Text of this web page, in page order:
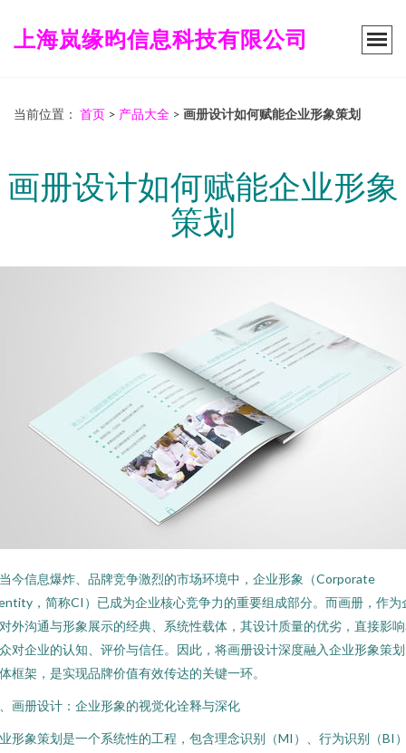
上海岚缘昀信息科技有限公司
当前位置： 首页 > 产品大全 > 画册设计如何赋能企业形象策划
画册设计如何赋能企业形象
策划
今信息爆炸、品牌竞争激烈的市场环境中，企业形象（Corporate
，简称CI）已成为企业核心竞争力的重要组成部分。而画册，作为
外沟通与形象展示的经典、系统性载体，其设计质量的优劣，直接影
对企业的认知、评价与信任。因此，将画册设计深度融入企业形象策
框架，是实现品牌价值有效传达的关键一环。
画册设计：企业形象的视觉化诠释与深化
形象策划是一个系统性的工程，包含理念识别（MI）、行为识别（BI